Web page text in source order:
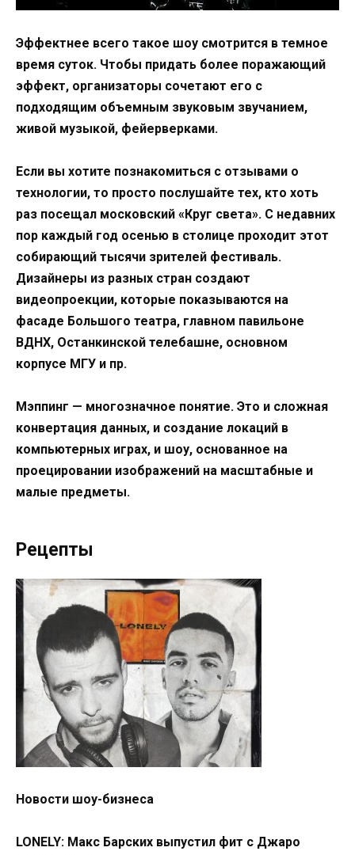
Эффектнее всего такое шоу смотрится в темное
время суток. Чтобы придать более поражающий
эффект, организаторы сочетают его с
подходящим объемным звуковым звучанием,
живой музыкой, фейерверками.
Если вы хотите познакомиться с отзывами о
технологии, то просто послушайте тех, кто хоть
раз посещал московский «Круг света». С недавних
пор каждый год осенью в столице проходит этот
собирающий тысячи зрителей фестиваль.
Дизайнеры из разных стран создают
видеопроекции, которые показываются на
фасаде Большого театра, главном павильоне
ВДНХ, Останкинской телебашне, основном
корпусе МГУ и пр.
Мэппинг — многозначное понятие. Это и сложная
конвертация данных, и создание локаций в
компьютерных играх, и шоу, основанное на
проецировании изображений на масштабные и
малые предметы.
Рецепты
Новости шоу-бизнеса
LONELY: Макс Барских выпустил фит с Джаро